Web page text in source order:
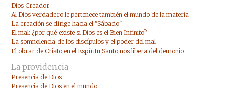
Dios Creador
Al Dios verdadero le pertenece también el mundo de la materia
La creación se dirige hacia el "Sábado"
El mal: ¿por qué existe si Dios es el Bien Infinito?
La somnolencia de los discípulos y el poder del mal
El obrar de Cristo en el Espíritu Santo nos libera del demonio
La providencia
Presencia de Dios
Presencia de Dios en el mundo